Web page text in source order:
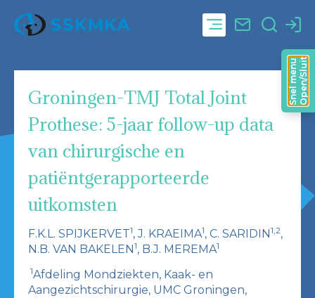
Groningen-TMJ Total Joint
Prothese: 5-jaar follow-up data
van chirurgische en
patiëntgerapporteerde
uitkomsten
F.K.L. SPIJKERVET1, J. KRAEIMA1, C. SARIDIN1,2,
N.B. VAN BAKELEN1, B.J. MEREMA1
1Afdeling Mondziekten, Kaak- en
Aangezichtschirurgie, UMC Groningen,
Open/Sluit
Snel menu